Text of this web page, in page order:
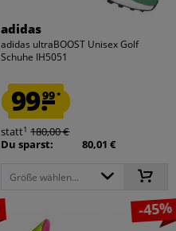
adidas
adidas ultraBOOST Unisex Golf
Schuhe IH5051
99.99*
statt1 180,00 €
Du sparst:
80,01 €
Größe wählen...
-45%